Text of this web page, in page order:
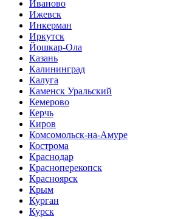
Иваново
Ижевск
Инкерман
Иркутск
Йошкар-Ола
Казань
Калининград
Калуга
Каменск Уральский
Кемерово
Керчь
Киров
Комсомольск-на-Амуре
Кострома
Краснодар
Красноперекопск
Красноярск
Крым
Курган
Курск